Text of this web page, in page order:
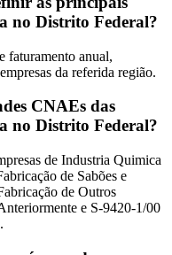
no Distrito Federal?
faturamento anual,
da referida região.
CNAEs das
no Distrito Federal?
de Industria Quimica
de Sabões e
de Outros
e S-9420-1/00